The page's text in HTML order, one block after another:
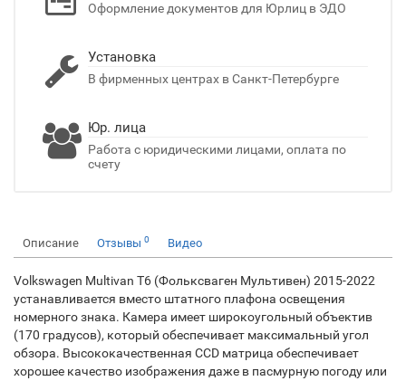
Оформление документов для Юрлиц в ЭДО
Установка
В фирменных центрах в Санкт-Петербурге
Юр. лица
Работа с юридическими лицами, оплата по
счету
Описание Отзывы 0 Видео
Volkswagen Multivan T6 (Фольксваген Мультивен) 2015-2022
устанавливается вместо штатного плафона освещения
номерного знака. Камера имеет широкоугольный объектив
(170 градусов), который обеспечивает максимальный угол
обзора. Высококачественная CCD матрица обеспечивает
хорошее качество изображения даже в пасмурную погоду или